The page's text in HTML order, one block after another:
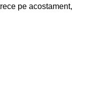
pe acostament,